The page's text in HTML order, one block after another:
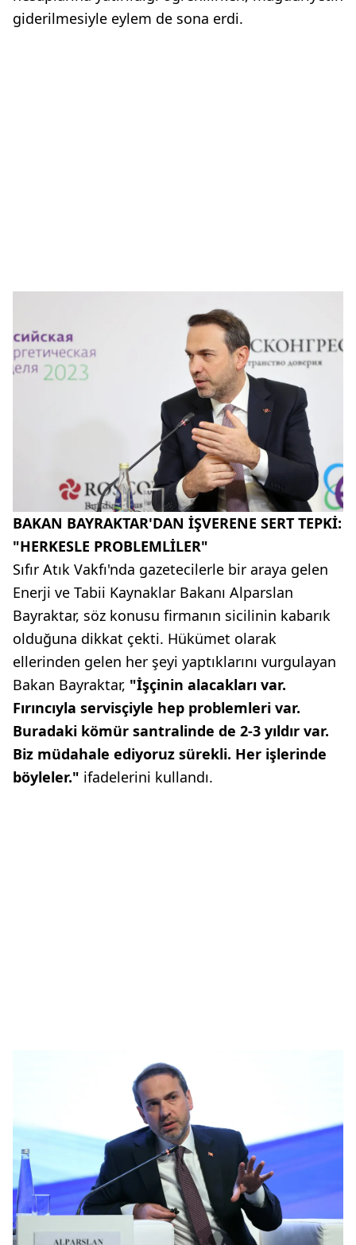
giderilmesiyle eylem de sona erdi.
BAKAN BAYRAKTAR'DAN İŞVERENE SERT TEPKİ:
"HERKESLE PROBLEMLİLER"
Sıfır Atık Vakfı'nda gazetecilerle bir araya gelen
Enerji ve Tabii Kaynaklar Bakanı Alparslan
Bayraktar, söz konusu firmanın sicilinin kabarık
olduğuna dikkat çekti. Hükümet olarak
ellerinden gelen her şeyi yaptıklarını vurgulayan
Bakan Bayraktar, "İşçinin alacakları var.
Fırıncıyla servisçiyle hep problemleri var.
Buradaki kömür santralinde de 2-3 yıldır var.
Biz müdahale ediyoruz sürekli. Her işlerinde
böyleler." ifadelerini kullandı.